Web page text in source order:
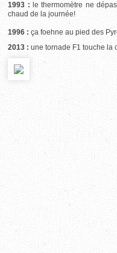
1993 : le thermomètre ne
chaud de la journée!
1996 : ça foehne au pied des
2013 : une tornade F1 touche la